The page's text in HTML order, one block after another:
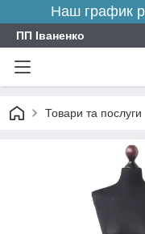
Наш график
ПП Іваненко
Товари та послуги